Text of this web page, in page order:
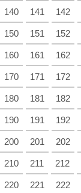
140 141 142
150 151 152
160 161 162
170 171 172
180 181 182
190 191 192
200 201 202
210 211 212
220 221 222